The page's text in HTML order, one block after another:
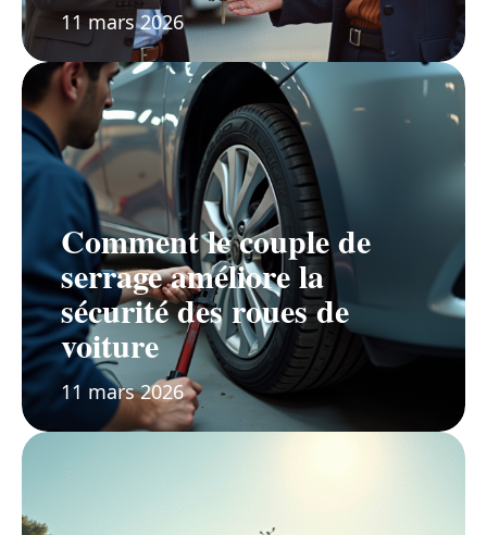
11 mars 2026
Comment le couple de
serrage améliore la
sécurité des roues de
voiture
11 mars 2026